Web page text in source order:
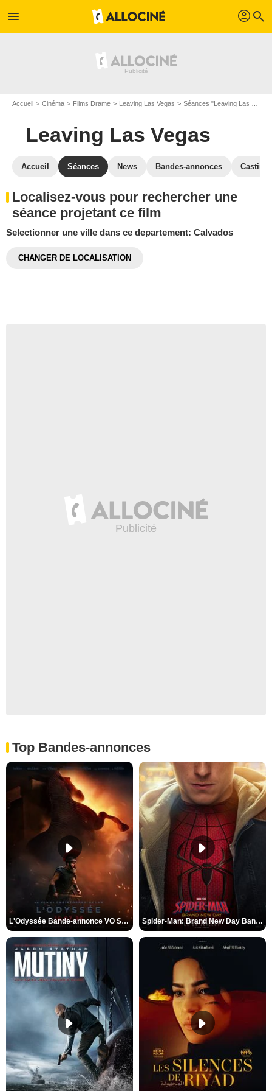
menu profil search
Accueil Cinéma Films Drame Leaving Las Vegas Séances "Leaving Las Vegas"
Leaving Las Vegas
Accueil Séances News Bandes-annonces Casting
Localisez-vous pour rechercher une
séance projetant ce film
Selectionner une ville dans ce departement: Calvados
CHANGER DE LOCALISATION
Top Bandes-annonces
L'Odyssée Bande-annonce VO STFR Spider-Man: Brand New Day Bande-annonce VO STFR